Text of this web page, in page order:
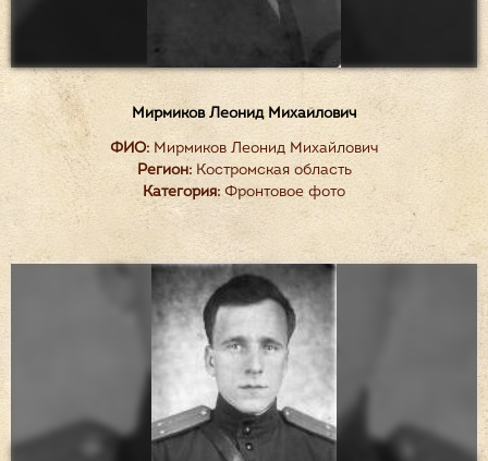
Мирмиков Леонид Михайлович
ФИО: Мирмиков Леонид Михайлович
Регион:Костромская область
Категория:Фронтовое фото